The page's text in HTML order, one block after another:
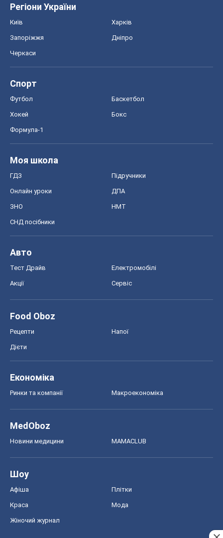
Регіони України
Київ Харків
Запоріжжя Дніпро
Черкаси
Спорт
Футбол Баскетбол
Хокей Бокс
Формула-1
Моя школа
ГДЗ Підручники
Онлайн уроки ДПА
ЗНО НМТ
СНД посібники
Авто
Тест Драйв Електромобілі
Акції Сервіс
Food Oboz
Рецепти Напої
Дієти
Економіка
Ринки та компанії Макроекономіка
MedOboz
Новини медицини MAMACLUB
Шоу
Афіша Плітки
Краса Мода
Жіночий журнал